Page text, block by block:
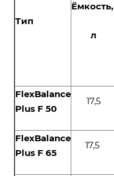
Тип
Ёмкость,
л
FlexBalance
Plus F 50
17,5
FlexBalance
Plus F 65
17,5